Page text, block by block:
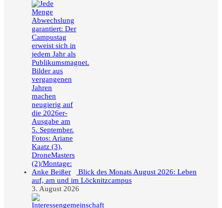
Blick des Monats August 2026: Leben
auf, am und im Löcknitzcampus
3. August 2026